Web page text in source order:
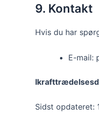
9. Kontakt
Hvis du har
E-mail:
Sidst opdateret: